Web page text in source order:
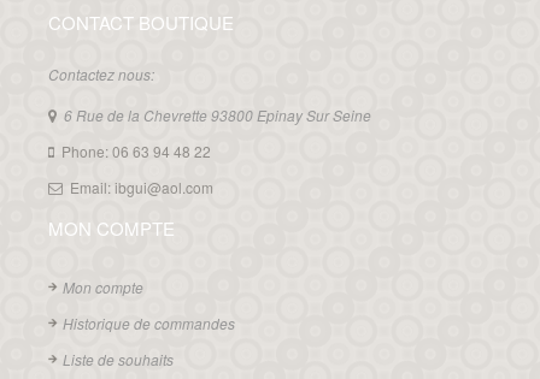
CONTACT BOUTIQUE
Contactez nous:
6 Rue de la Chevrette 93800 Epinay Sur Seine
Phone: 06 63 94 48 22
Email: ibgui@aol.com
MON COMPTE
Mon compte
Historique de commandes
Liste de souhaits